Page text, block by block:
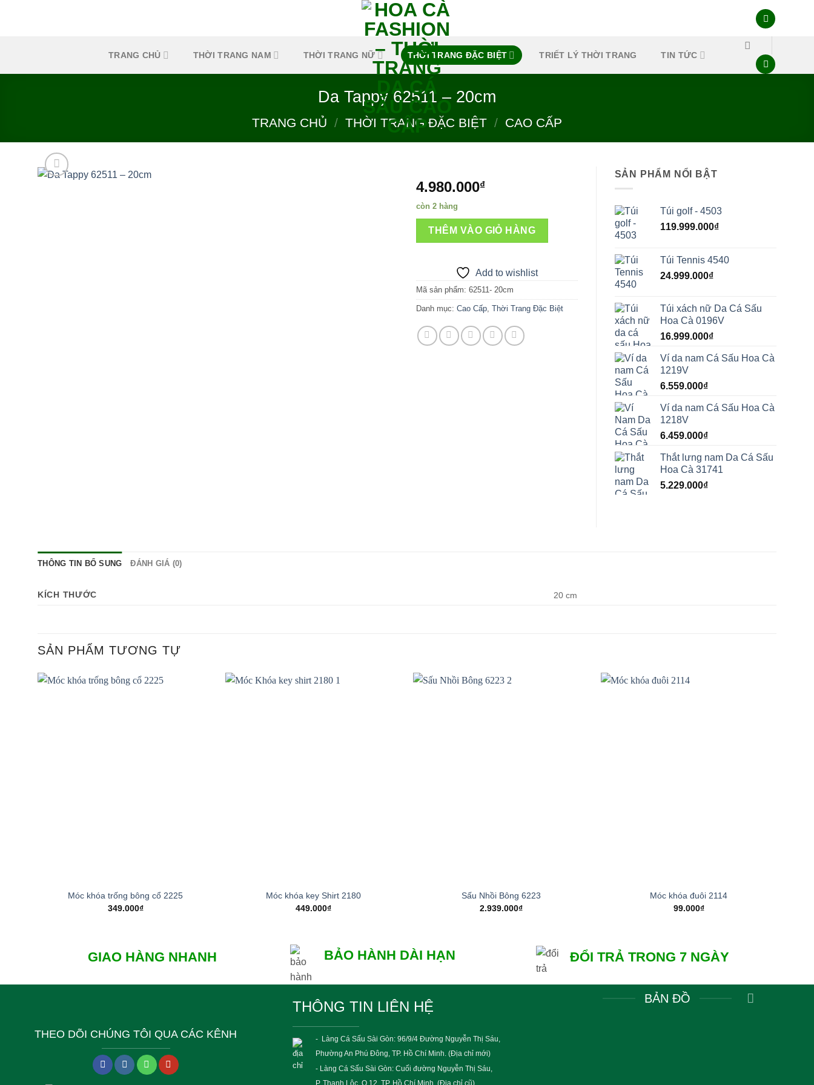
TRANG CHỦ THỜI TRANG NAM THỜI TRANG NỮ THỜI TRANG ĐẶC BIỆT TRIẾT LÝ THỜI TRANG TIN TỨC
Da Tappy 62511 – 20cm
TRANG CHỦ / THỜI TRANG ĐẶC BIỆT / CAO CẤP
4.980.000₫
còn 2 hàng
THÊM VÀO GIỎ HÀNG
Add to wishlist
Mã sản phẩm: 62511- 20cm
Danh mục: Cao Cấp, Thời Trang Đặc Biệt
SẢN PHẨM NỔI BẬT
Túi golf - 4503
119.999.000₫
Túi Tennis 4540
24.999.000₫
Túi xách nữ Da Cá Sấu
Hoa Cà 0196V
16.999.000₫
Ví da nam Cá Sấu Hoa Cà
1219V
6.559.000₫
Ví da nam Cá Sấu Hoa Cà
1218V
6.459.000₫
Thắt lưng nam Da Cá Sấu
Hoa Cà 31741
5.229.000₫
THÔNG TIN BỔ SUNG ĐÁNH GIÁ (0)
KÍCH THƯỚC 20 cm
SẢN PHẨM TƯƠNG TỰ
Móc khóa trống bông cổ 2225
349.000₫
Móc khóa key Shirt 2180
449.000₫
Sấu Nhồi Bông 6223
2.939.000₫
Móc khóa đuôi 2114
99.000₫
GIAO HÀNG NHANH BẢO HÀNH DÀI HẠN ĐỔI TRẢ TRONG 7 NGÀY
THEO DÕI CHÚNG TÔI QUA CÁC KÊNH
THÔNG TIN LIÊN HỆ
- Làng Cá Sấu Sài Gòn: 96/9/4 Đường Nguyễn Thị Sáu,
Phường An Phú Đông, TP. Hồ Chí Minh. (Địa chỉ mới)
- Làng Cá Sấu Sài Gòn: Cuối đường Nguyễn Thị Sáu,
BẢN ĐỒ